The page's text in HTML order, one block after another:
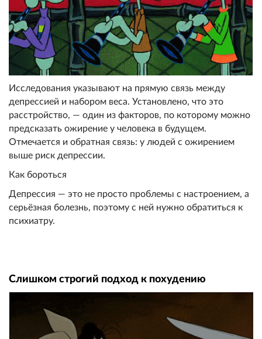
Исследования указывают на прямую связь между
депрессией и набором веса. Установлено, что это
расстройство, — один из факторов, по которому можно
предсказать ожирение у человека в будущем.
Отмечается и обратная связь: у людей с ожирением
выше риск депрессии.
Как бороться
Депрессия — это не просто проблемы с настроением, а
серьёзная болезнь, поэтому с ней нужно обратиться к
психиатру.
Слишком строгий подход к похудению